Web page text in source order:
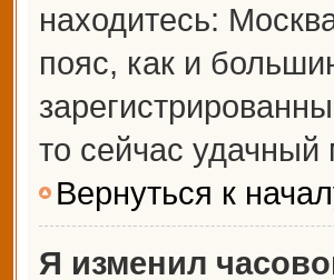
находитесь:
пояс, как и
то сейчас удачный
Вернуться к
Я изменил